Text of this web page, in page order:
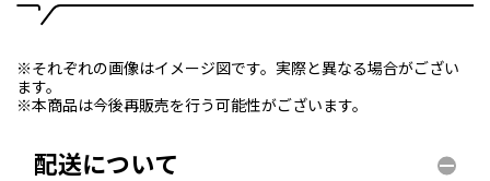
※それぞれの画像はイメージ図です。実際と異なる場合がござい
ます。
※本商品は今後再販売を行う可能性がございます。
配送について